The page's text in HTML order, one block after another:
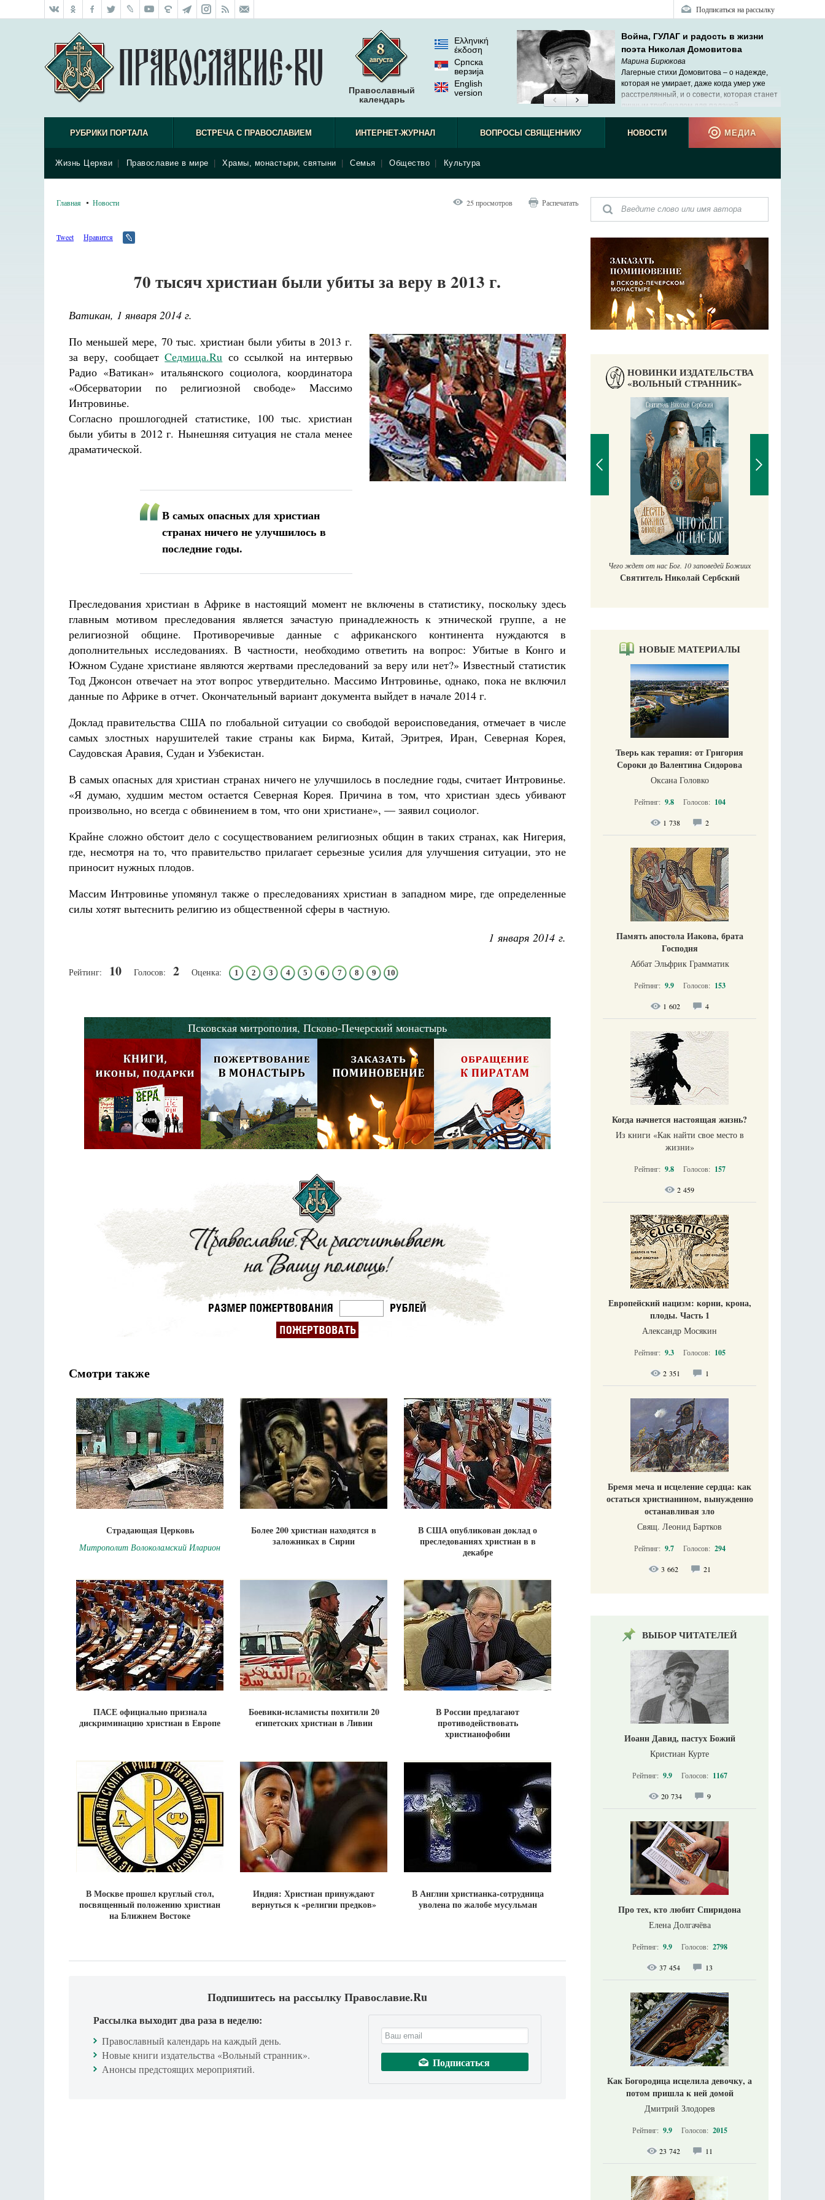
Подписаться на рассылку
Православный
календарь
Ελληνική
έκδοση
Српска
верзиjа
English
version
Война, ГУЛАГ и радость в жизни
поэта Николая Домовитова
Марина Бирюкова
Лагерные стихи Домовитова – о надежде,
которая не умирает, даже когда умер уже
расстрелянный, и о совести, которая станет
личным трибуналом для палачей.
РУБРИКИ ПОРТАЛА ВСТРЕЧА С ПРАВОСЛАВИЕМ ИНТЕРНЕТ-ЖУРНАЛ ВОПРОСЫ СВЯЩЕННИКУ НОВОСТИ
Жизнь Церкви Православие в мире Храмы, монастыри, святыни Семья Общество Культура
МЕДИА
Главная Новости 25 просмотров Распечатать
Tweet Нравится
70 тысяч христиан были убиты за веру в 2013 г.
Ватикан, 1 января 2014 г.
По меньшей мере, 70 тыс. христиан были убиты в 2013 г.
за веру, сообщает Cедмица.Ru со ссылкой на интервью
Радио «Ватикан» итальянского социолога, координатора
«Обсерватории по религиозной свободе» Массимо
Интровинье.
Согласно прошлогодней статистике, 100 тыс. христиан
были убиты в 2012 г. Нынешняя ситуация не стала менее
драматической.
В самых опасных для христиан
странах ничего не улучшилось в
последние годы.
Преследования христиан в Африке в настоящий момент не включены в статистику, поскольку здесь
главным мотивом преследования является зачастую принадлежность к этнической группе, а не
религиозной общине. Противоречивые данные с африканского континента нуждаются в
дополнительных исследованиях. В частности, необходимо ответить на вопрос: Убитые в Конго и
Южном Судане христиане являются жертвами преследований за веру или нет?» Известный статистик
Тод Джонсон отвечает на этот вопрос утвердительно. Массимо Интровинье, однако, пока не включил
данные по Африке в отчет. Окончательный вариант документа выйдет в начале 2014 г.
Доклад правительства США по глобальной ситуации со свободой вероисповедания, отмечает в числе
самых злостных нарушителей такие страны как Бирма, Китай, Эритрея, Иран, Северная Корея,
Саудовская Аравия, Судан и Узбекистан.
В самых опасных для христиан странах ничего не улучшилось в последние годы, считает Интровинье.
«Я думаю, худшим местом остается Северная Корея. Причина в том, что христиан здесь убивают
произвольно, но всегда с обвинением в том, что они христиане», — заявил социолог.
Крайне сложно обстоит дело с сосуществованием религиозных общин в таких странах, как Нигерия,
где, несмотря на то, что правительство прилагает серьезные усилия для улучшения ситуации, это не
приносит нужных плодов.
Массим Интровинье упомянул также о преследованиях христиан в западном мире, где определенные
силы хотят вытеснить религию из общественной сферы в частную.
1 января 2014 г.
Рейтинг: 10 Голосов: 2 Оценка: 1 2 3 4 5 6 7 8 9 10
Псковская митрополия, Псково-Печерский монастырь
Смотри также
Страдающая Церковь
Митрополит Волоколамский Иларион
Более 200 христиан находятся в
заложниках в Сирии
В США опубликован доклад о
преследованиях христиан в в
декабре
ПАСЕ официально признала
дискриминацию христиан в Европе
Боевики-исламисты похитили 20
египетских христиан в Ливии
В России предлагают
противодействовать
христианофобии
В Москве прошел круглый стол,
посвященный положению христиан
на Ближнем Востоке
Индия: Христиан принуждают
вернуться к «религии предков»
В Англии христианка-сотрудница
уволена по жалобе мусульман
Подпишитесь на рассылку Православие.Ru
Рассылка выходит два раза в неделю:
Православный календарь на каждый день.
Новые книги издательства «Вольный странник».
Анонсы предстоящих мероприятий.
НОВИНКИ ИЗДАТЕЛЬСТВА
«ВОЛЬНЫЙ СТРАННИК»
Разлуки не будет
Чего ждет от нас Бог. 10 заповедей Божиих
Святитель Николай Сербский
НОВЫЕ МАТЕРИАЛЫ
Тверь как терапия: от Григория
Сороки до Валентина Сидорова
Оксана Головко
Рейтинг: 9.8 Голосов: 104
1 738 2
Память апостола Иакова, брата
Господня
Аббат Эльфрик Грамматик
Рейтинг: 9.9 Голосов: 153
1 602 4
Когда начнется настоящая жизнь?
Из книги «Как найти свое место в
жизни​»
Рейтинг: 9.8 Голосов: 157
2 459
Европейский нацизм: корни, крона,
плоды. Часть 1
Александр Мосякин
Рейтинг: 9.3 Голосов: 105
2 351 1
Бремя меча и исцеление сердца: как
остаться христианином, вынужденно
останавливая зло
Свящ. Леонид Бартков
Рейтинг: 9.7 Голосов: 294
3 662 21
ВЫБОР ЧИТАТЕЛЕЙ
Иоанн Давид, пастух Божий
Кристиан Курте
Рейтинг: 9.9 Голосов: 1167
20 734 9
Про тех, кто любит Спиридона
Елена Долгачёва
Рейтинг: 9.9 Голосов: 2798
37 454 13
Как Богородица исцелила девочку, а
потом пришла к ней домой
Дмитрий Злодорев
Рейтинг: 9.9 Голосов: 2015
23 742 11